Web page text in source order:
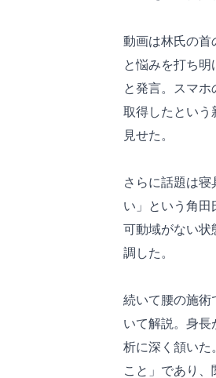
動画は林氏の首
と悩みを打ち明
と発言。スマ
取得したという
見せた。
さらに話題は
い」という角田
可動域がない状
調した。
続いて腰の施術
いて解説。身長
析に深く頷いた
こと」であり